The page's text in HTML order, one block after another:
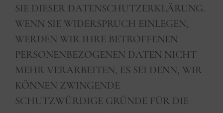
SIE DIESER DATENSCHUTZERKLÄRUNG.
WENN SIE WIDERSPRUCH EINLEGEN,
WERDEN WIR IHRE BETROFFENEN
PERSONENBEZOGENEN DATEN NICHT
MEHR VERARBEITEN, ES SEI DENN, WIR
KÖNNEN ZWINGENDE
SCHUTZWÜRDIGE GRÜNDE FÜR DIE